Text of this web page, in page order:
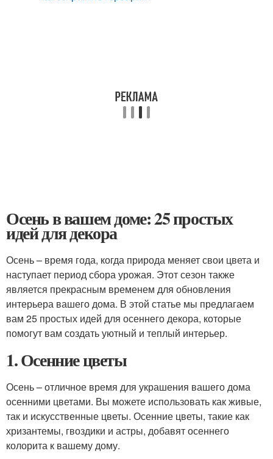
Осень в вашем доме: 25 простых
идей для декора
Осень – время года, когда природа меняет свои цвета и
наступает период сбора урожая. Этот сезон также
является прекрасным временем для обновления
интерьера вашего дома. В этой статье мы предлагаем
вам 25 простых идей для осеннего декора, которые
помогут вам создать уютный и теплый интерьер.
1. Осенние цветы
Осень – отличное время для украшения вашего дома
осенними цветами. Вы можете использовать как живые,
так и искусственные цветы. Осенние цветы, такие как
хризантемы, гвоздики и астры, добавят осеннего
колорита к вашему дому.